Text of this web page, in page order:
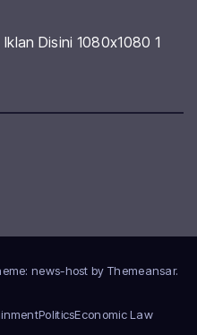
news-host by Themeansar.
PoliticsEconomic Law